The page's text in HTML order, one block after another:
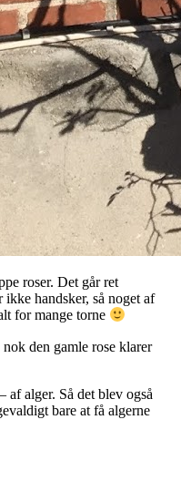
roser. Det går ret
ikke handsker, så noget af
for mange torne
den gamle rose klarer
af alger. Så det blev også
bare at få algerne